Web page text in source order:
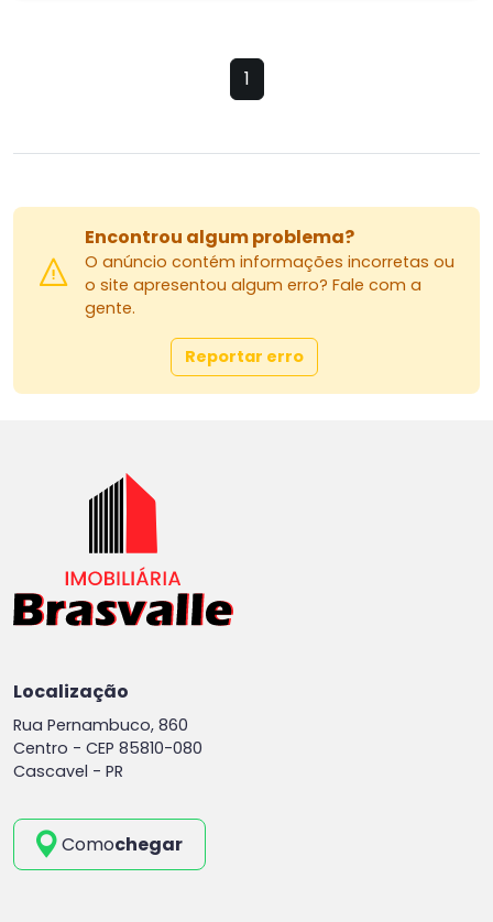
1
Encontrou algum problema?
O anúncio contém informações incorretas ou
o site apresentou algum erro? Fale com a
gente.
Reportar erro
Localização
Rua Pernambuco, 860
Centro - CEP 85810-080
Cascavel - PR
Comochegar